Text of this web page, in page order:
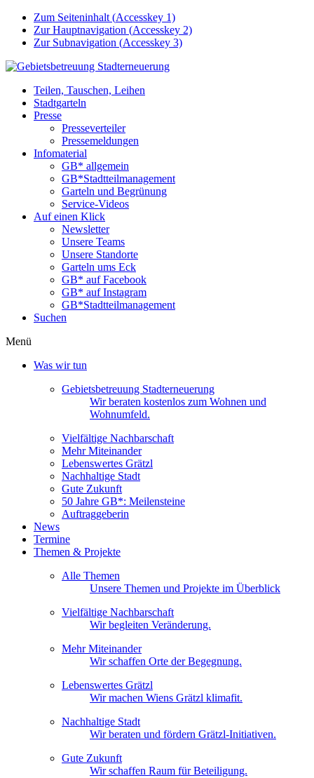
Zum Seiteninhalt (Accesskey 1)
Zur Hauptnavigation (Accesskey 2)
Zur Subnavigation (Accesskey 3)
Teilen, Tauschen, Leihen
Stadtgarteln
Presse
Presseverteiler
Pressemeldungen
Infomaterial
GB* allgemein
GB*Stadtteilmanagement
Garteln und Begrünung
Service-Videos
Auf einen Klick
Newsletter
Unsere Teams
Unsere Standorte
Garteln ums Eck
GB* auf Facebook
GB* auf Instagram
GB*Stadtteilmanagement
Suchen
Menü
Was wir tun
Gebietsbetreuung Stadterneuerung
Wir beraten kostenlos zum Wohnen und
Wohnumfeld.
Vielfältige Nachbarschaft
Mehr Miteinander
Lebenswertes Grätzl
Nachhaltige Stadt
Gute Zukunft
50 Jahre GB*: Meilensteine
Auftraggeberin
News
Termine
Themen & Projekte
Alle Themen
Unsere Themen und Projekte im Überblick
Vielfältige Nachbarschaft
Wir begleiten Veränderung.
Mehr Miteinander
Wir schaffen Orte der Begegnung.
Lebenswertes Grätzl
Wir machen Wiens Grätzl klimafit.
Nachhaltige Stadt
Wir beraten und fördern Grätzl-Initiativen.
Gute Zukunft
Wir schaffen Raum für Beteiligung.